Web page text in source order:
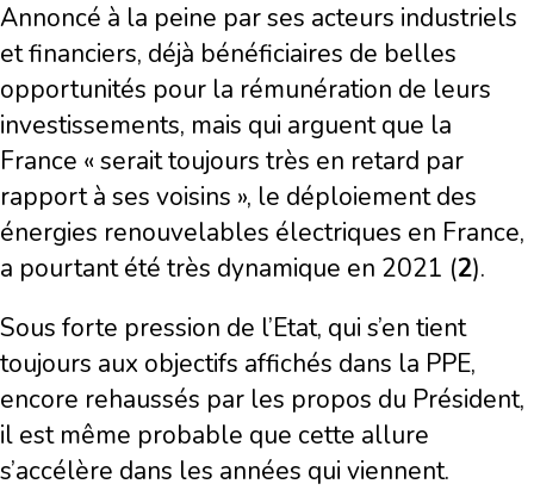
Annoncé à la peine par ses acteurs industriels
et financiers, déjà bénéficiaires de belles
opportunités pour la rémunération de leurs
investissements, mais qui arguent que la
France « serait toujours très en retard par
rapport à ses voisins », le déploiement des
énergies renouvelables électriques en France,
a pourtant été très dynamique en 2021 (2).
Sous forte pression de l’Etat, qui s’en tient
toujours aux objectifs affichés dans la PPE,
encore rehaussés par les propos du Président,
il est même probable que cette allure
s’accélère dans les années qui viennent.